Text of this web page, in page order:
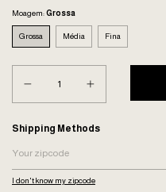
Moagem:Grossa
Grossa Média Fina
Shipping for zipcode:
Shipping Methods
I don't know my zipcode